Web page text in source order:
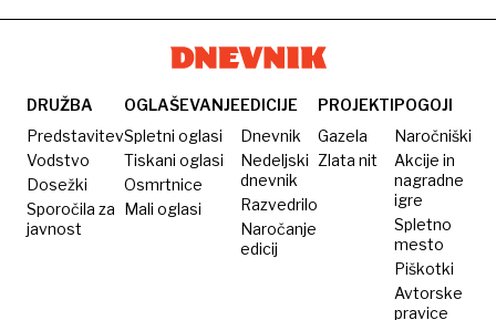
strateških
rezerv
rastejo
globoko
v
rdečem,
nafta
vedno
dražja
DRUŽBA
Predstavitev
Vodstvo
Dosežki
Sporočila za
javnost
OGLAŠEVANJE
Spletni oglasi
Tiskani oglasi
Osmrtnice
Mali oglasi
EDICIJE
Dnevnik
Nedeljski
dnevnik
Razvedrilo
Naročanje
edicij
PROJEKTI
Gazela
Zlata nit
POGOJI
Naročniški
Akcije in
nagradne
igre
Spletno
mesto
Piškotki
Avtorske
pravice